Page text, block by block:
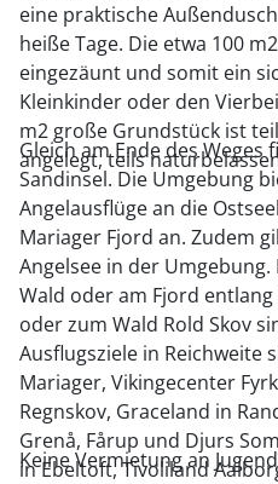
eine praktische
heiße Tage. Die etwa 100
eingezäunt und somit ein
Kleinkinder oder den
m2 große Grundstück ist
angelegt, teils
Gleich am Ende des
Sandinsel. Die Umgebung
Angelausflüge an die
Mariager Fjord an. Zudem
Angelsee in der
Wald oder am Fjord
oder zum Wald Rold Skov
Ausflugsziele in Reichweite
Mariager, Vikingecenter
Regnskov, Graceland in
Grenå, Fårup und Djurs
in Ebeltoft, Tivoliland
Keine Vermietung an